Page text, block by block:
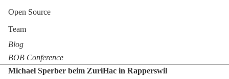
Open Source
Team
Blog
BOB Conference
Michael Sperber beim ZuriHac in Rapperswil